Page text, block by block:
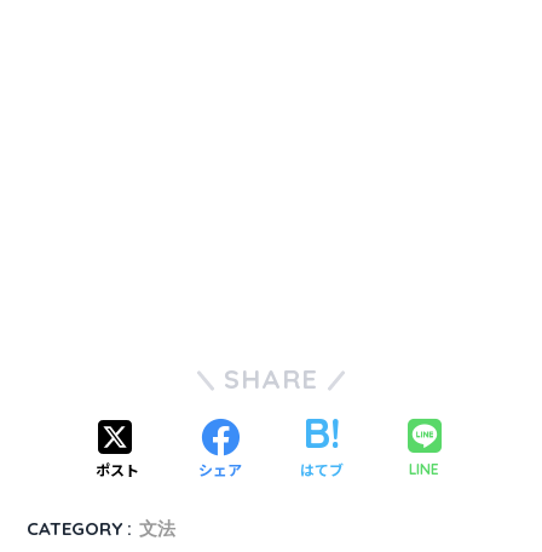
SHARE
ポスト シェア はてブ LINE
CATEGORY : 文法